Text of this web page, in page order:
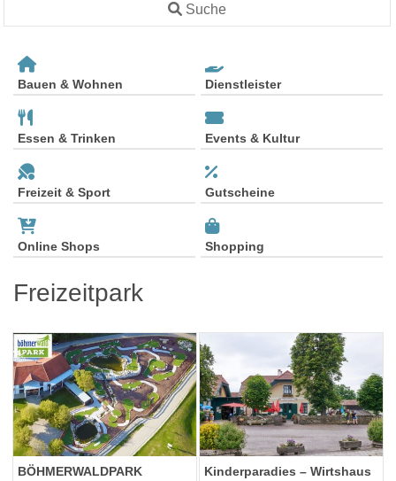
Suche
Bauen & Wohnen Dienstleister
Essen & Trinken Events & Kultur
Freizeit & Sport Gutscheine
Online Shops Shopping
Freizeitpark
BÖHMERWALDPARK
Kinderparadies – Wirtshaus